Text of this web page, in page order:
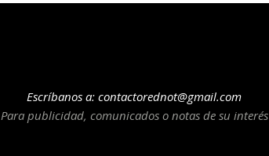
Escríbanos a: contactorednot@gmail.com
Para publicidad, comunicados o notas de su interés